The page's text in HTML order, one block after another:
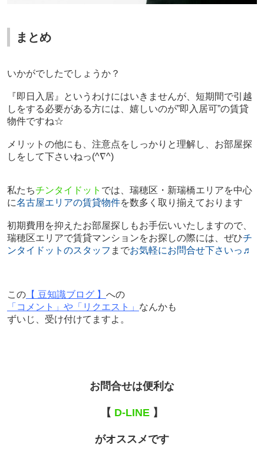
まとめ
いかがでしたでしょうか？
『即日入居』というわけにはいきませんが、短期間で引越
しをする必要がある方には、嬉しいのが”即入居可”の賃貸
物件ですね☆
メリットの他にも、注意点をしっかりと理解し、お部屋探
しをして下さいねっ(^∇^)
私たちチンタイドット では、瑞穂区・新瑞橋エリアを中心
に名古屋エリアの賃貸物件を数多く取り揃えております
初期費用を抑えたお部屋探しもお手伝いいたしますので、
瑞穂区エリアで賃貸マンションをお探しの際には、ぜひチ
ンタイドットのスタッフ までお気軽にお問合せ下さいっ♬
この【 豆知識ブログ 】 への
「コメント」や「リクエスト」 なんかも
ずいじ、受け付けてますよ。
お問合せは便利な
【 D-LINE 】
がオススメです